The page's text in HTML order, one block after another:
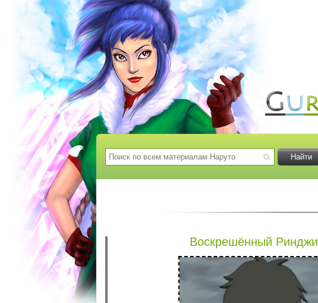
Воскрешённый Ринджи